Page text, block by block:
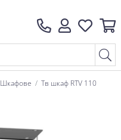
Тв шкаф RTV 110